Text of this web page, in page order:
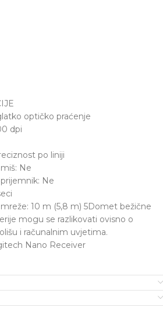
optičko praćenje
dpi
po liniji
Ne
Ne
10 m (5,8 m) 5Domet bežične
mogu se razlikovati ovisno o
i računalnim uvjetima.
Nano Receiver